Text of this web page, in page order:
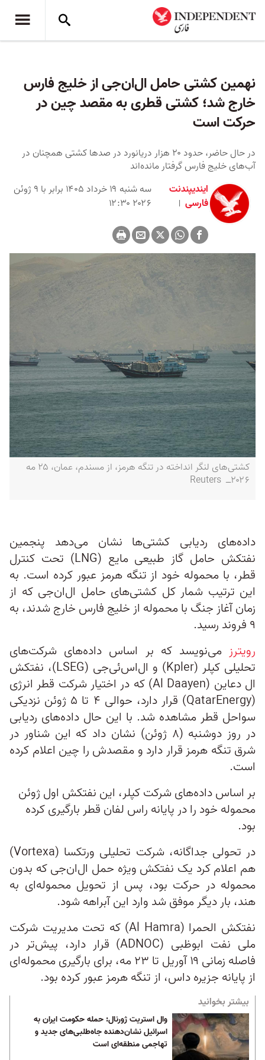
نهمین کشتی حامل ال‌ان‌جی از خلیج فارس
خارج شد؛ کشتی قطری به مقصد چین در
حرکت است
در حال حاضر، حدود ۲۰ هزار دریانورد در صدها کشتی همچنان در
آب‌های خلیج فارس گرفتار مانده‌اند
ایندیپندنت
فارسی
سه شنبه ۱۹ خرداد ۱۴۰۵ برابر با ۹ ژوئن
۲۰۲۶ ۱۲:۳۰
کشتی‌های لنگر انداخته در تنگه هرمز، از مسندم، عمان، ۲۵ مه
۲۰۲۶‌ــ Reuters
داده‌های ردیابی کشتی‌ها نشان می‌دهد پنجمین
نفتکش حامل گاز طبیعی مایع (LNG) تحت کنترل
قطر، با محموله خود از تنگه هرمز عبور کرده است. به
این ترتیب شمار کل کشتی‌های حامل ال‌ان‌جی که از
زمان آغاز جنگ با محموله از خلیج فارس خارج شدند، به
۹ فروند رسید.
رویترز می‌نویسد که بر اساس داده‌های شرکت‌های
تحلیلی کپلر (Kpler) و ال‌اس‌ئی‌جی (LSEG)، نفتکش
ال دعاین (Al Daayen) که در اختیار شرکت قطر انرژی
(QatarEnergy) قرار دارد، حوالی ۴ تا ۵ ژوئن نزدیکی
سواحل قطر مشاهده شد. با این حال داده‌های ردیابی
در روز دوشنبه (۸ ژوئن) نشان داد که این شناور در
شرق تنگه هرمز قرار دارد و مقصدش را چین اعلام کرده
است.
بر اساس داده‌های شرکت کپلر، این نفتکش اول ژوئن
محموله خود را در پایانه راس لفان قطر بارگیری کرده
بود.
در تحولی جداگانه، شرکت تحلیلی ورتکسا (Vortexa)
هم اعلام کرد یک نفتکش ویژه حمل ال‌ان‌جی که بدون
محموله در حرکت بود، پس از تحویل محموله‌ای به
هند، بار دیگر موفق شد وارد این آبراهه شود.
نفتکش الحمرا (Al Hamra) که تحت مدیریت شرکت
ملی نفت ابوظبی (ADNOC) قرار دارد، پیش‌تر در
فاصله زمانی ۱۹ آوریل تا ۲۳ مه، برای بارگیری محموله‌ای
از پایانه جزیره داس، از تنگه هرمز عبور کرده بود.
بیشتر بخوانید
وال استریت ژورنال: حمله حکومت ایران به
اسرائیل نشان‌دهنده جاه‌طلبی‌های جدید و
تهاجمی منطقه‌ای است